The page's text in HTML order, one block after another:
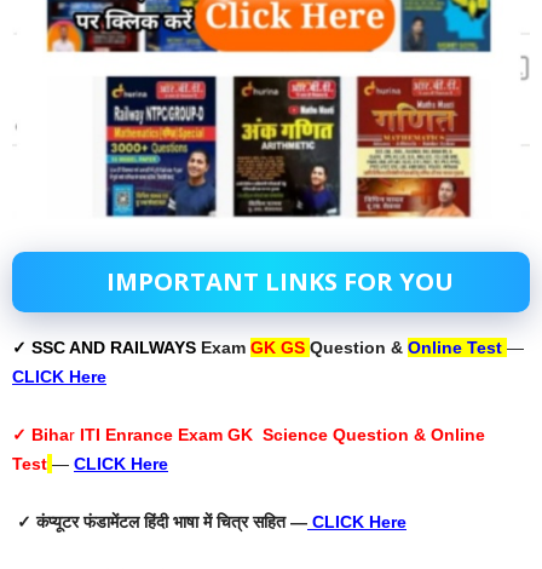
IMPORTANT LINKS FOR YOU
✓ SSC AND RAILWAYS Exam GK GS Question & Online Test —
CLICK Here
✓ Bihar ITI Enrance Exam GK Science Question & Online
Test — CLICK Here
✓ कंप्यूटर फंडामेंटल हिंदी भाषा में चित्र सहित — CLICK Here